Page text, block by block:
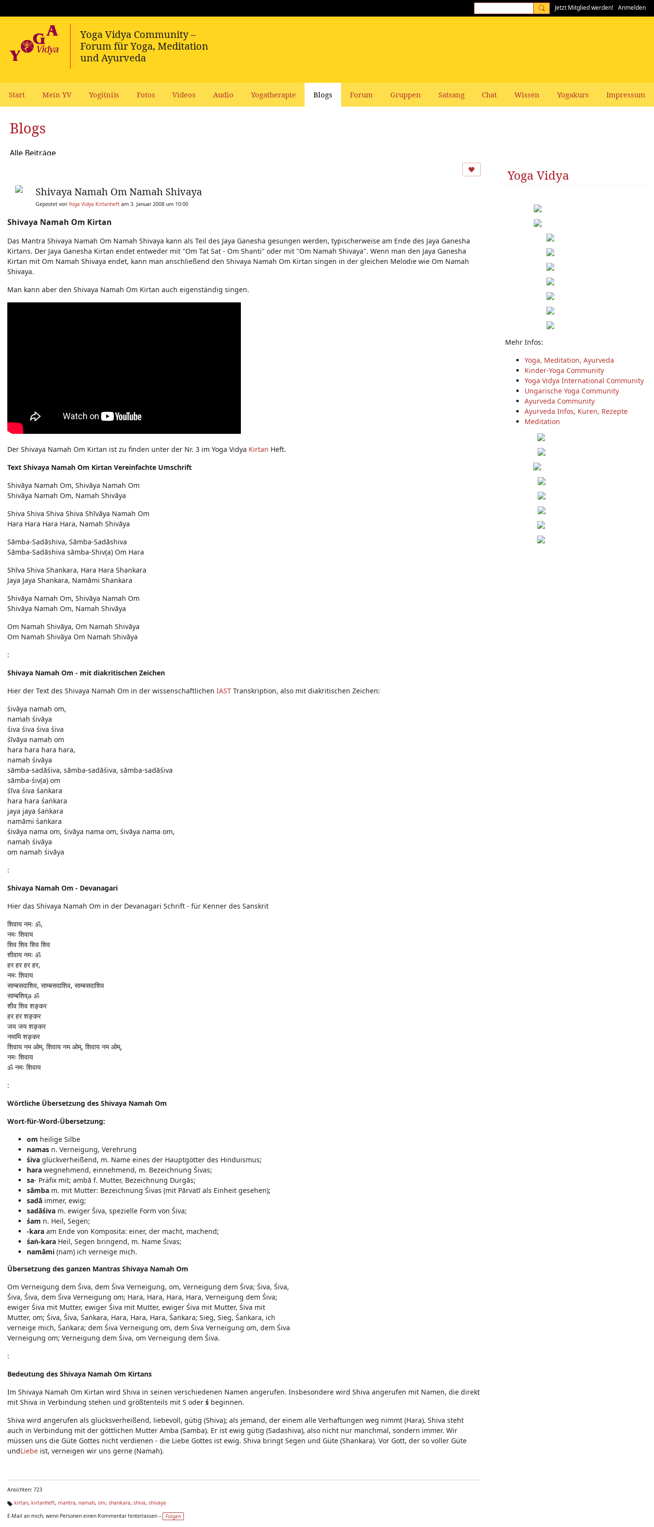
Jetzt Mitglied werden! Anmelden
Start Mein YV Yogi(ni)s Fotos Videos Audio Yogatherapie Blogs Forum Gruppen Satsang Chat Wissen Yogakurs Impressum
Blogs
Alle Beiträge
Shivaya Namah Om Namah Shivaya
Gepostet von Yoga Vidya Kirtanheft am 3. Januar 2008 um 10:00
Shivaya Namah Om Kirtan
Das Mantra Shivaya Namah Om Namah Shivaya kann als Teil des Jaya Ganesha gesungen werden, typischerweise am Ende des Jaya Ganesha
Kirtans. Der Jaya Ganesha Kirtan endet entweder mit "Om Tat Sat - Om Shanti" oder mit "Om Namah Shivaya". Wenn man den Jaya Ganesha
Kirtan mit Om Namah Shivaya endet, kann man anschließend den Shivaya Namah Om Kirtan singen in der gleichen Melodie wie Om Namah
Shivaya.
Man kann aber den Shivaya Namah Om Kirtan auch eigenständig singen.
Der Shivaya Namah Om Kirtan ist zu finden unter der Nr. 3 im Yoga Vidya Kirtan Heft.
Text Shivaya Namah Om Kirtan Vereinfachte Umschrift
Shivāya Namah Om, Shivāya Namah Om
Shivāya Namah Om, Namah Shivāya
Shiva Shiva Shiva Shiva Shīvāya Namah Om
Hara Hara Hara Hara, Namah Shivāya
Sāmba-Sadāshiva, Sāmba-Sadāshiva
Sāmba-Sadāshiva sāmba-Shiv(a) Om Hara
Shīva Shiva Shankara, Hara Hara Shankara
Jaya Jaya Shankara, Namāmi Shankara
Shivāya Namah Om, Shivāya Namah Om
Shivāya Namah Om, Namah Shivāya
Om Namah Shivāya, Om Namah Shivāya
Om Namah Shivāya Om Namah Shivāya
:
Shivaya Namah Om - mit diakritischen Zeichen
Hier der Text des Shivaya Namah Om in der wissenschaftlichen IAST Transkription, also mit diakritischen Zeichen:
śivāya namaḥ om,
namaḥ śivāya
śiva śiva śiva śiva
śīvāya namaḥ om
hara hara hara hara,
namaḥ śivāya
sāmba-sadāśiva, sāmba-sadāśiva, sāmba-sadāśiva
sāmba-śiv(a) om
śīva śiva śaṅkara
hara hara śaṅkara
jaya jaya śaṅkara
namāmi śaṅkara
śivāya nama om, śivāya nama om, śivāya nama om,
namaḥ śivāya
oṃ namaḥ śivāya
:
Shivaya Namah Om - Devanagari
Hier das Shivaya Namah Om in der Devanagari Schrift - für Kenner des Sanskrit
शिवाय नमः ॐ,
नमः शिवाय
शिव शिव शिव शिव
शीवाय नमः ॐ
हर हर हर हर,
नमः शिवाय
साम्बसदाशिव, साम्बसदाशिव, साम्बसदाशिव
साम्बशिव्a ॐ
शीव शिव शङ्कर
हर हर शङ्कर
जय जय शङ्कर
नमामि शङ्कर
शिवाय नम ओम्, शिवाय नम ओम्, शिवाय नम ओम्,
नमः शिवाय
ॐ नमः शिवाय
:
Wörtliche Übersetzung des Shivaya Namah Om
Wort-für-Word-Übersetzung:
om heilige Silbe
namas n. Verneigung, Verehrung
śiva glückverheißend, m. Name eines der Hauptgötter des Hinduismus;
hara wegnehmend, einnehmend, m. Bezeichnung Śivas;
sa- Präfix mit; ambā f. Mutter, Bezeichnung Durgās;
sāmba m. mit Mutter: Bezeichnung Śivas (mit Pārvatī als Einheit gesehen);
sadā immer, ewig;
sadāśiva m. ewiger Śiva, spezielle Form von Śiva;
śam n. Heil, Segen;
-kara am Ende von Komposita: einer, der macht, machend;
śaṅ-kara Heil, Segen bringend, m. Name Śivas;
namāmi (nam) ich verneige mich.
Übersetzung des ganzen Mantras Shivaya Namah Om
Om Verneigung dem Śiva, dem Śiva Verneigung, om, Verneigung dem Śiva; Śiva, Śiva,
Śiva, Śiva, dem Śiva Verneigung om; Hara, Hara, Hara, Hara, Verneigung dem Śiva;
ewiger Śiva mit Mutter, ewiger Śiva mit Mutter, ewiger Śiva mit Mutter, Śiva mit
Mutter, om; Śiva, Śiva, Śaṅkara, Hara, Hara, Hara, Śaṅkara; Sieg, Sieg, Śaṅkara, ich
verneige mich, Śaṅkara; dem Śiva Verneigung om, dem Śiva Verneigung om, dem Śiva
Verneigung om; Verneigung dem Śiva, om Verneigung dem Śiva.
:
Bedeutung des Shivaya Namah Om Kirtans
Im Shivaya Namah Om Kirtan wird Shiva in seinen verschiedenen Namen angerufen. Insbesondere wird Shiva angerufen mit Namen, die direkt
mit Shiva in Verbindung stehen und größtenteils mit S oder ś beginnen.
Shiva wird angerufen als glücksverheißend, liebevoll, gütig (Shiva); als jemand, der einem alle Verhaftungen weg nimmt (Hara). Shiva steht
auch in Verbindung mit der göttlichen Mutter Amba (Samba). Er ist ewig gütig (Sadashiva), also nicht nur manchmal, sondern immer. Wir
müssen uns die Güte Gottes nicht verdienen - die Liebe Gottes ist ewig. Shiva bringt Segen und Güte (Shankara). Vor Gott, der so voller Güte
undLiebe ist, verneigen wir uns gerne (Namah).
Ansichten: 723
g
kirtan, kirtanheft, mantra, namah, om, shankara, shiva, shivaya
E-Mail an mich, wenn Personen einen Kommentar hinterlassen –
Folgen
Yoga Vidya
Mehr Infos:
Yoga, Meditation, Ayurveda
Kinder-Yoga Community
Yoga Vidya International Community
Ungarische Yoga Community
Ayurveda Community
Ayurveda Infos, Kuren, Rezepte
Meditation